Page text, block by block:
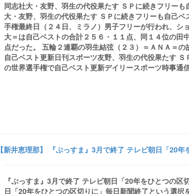
同志社大・友野、羽生の代役果たす ＳＰに続きフリー
大・友野、羽生の代役果たす ＳＰに続きフリーも自己
手権最終日（２４日、ミラノ）男子フリーが行われ、
大＝は自己ベストの合計２５６・１１点、同１４位の田
点だった。 五輪２連覇の羽生結弦（２３）＝ＡＮＡ＝
自己ベスト更新日刊スポーツ友野、羽生の代役果たす
の世界選手権で自己ベスト更新デイリースポーツ時事
【新井恵理那】 『ぷっすま』3月で終了 テレビ朝日「20
『ぷっすま』3月で終了 テレビ朝日「20年をひとつの
日「20年をひとつの区切りに」毎日新聞終了という選